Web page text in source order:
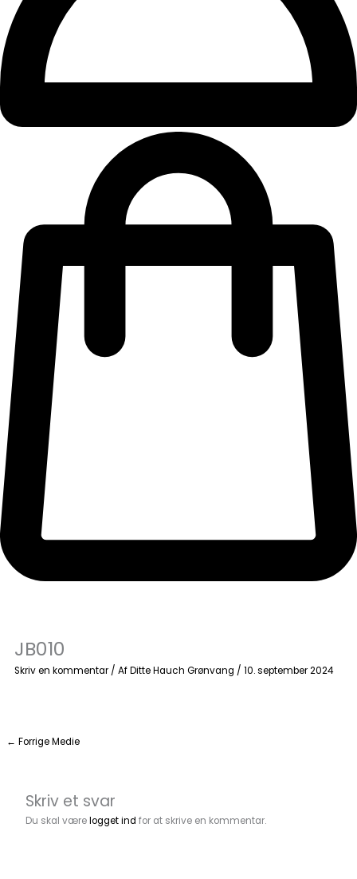
JB010
Skriv en kommentar / AfDitte Hauch Grønvang /10. september 2024
← Forrige Medie
Skriv et svar
Du skal værelogget ind for at skrive en kommentar.